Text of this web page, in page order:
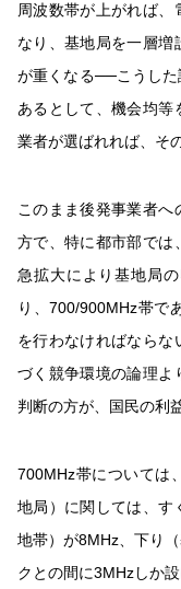
周波数帯が上がれば、
なり、基地局を一層増
が重くなる──こうし
あるとして、機会均等
業者が選ばれれば、そ
このまま後発事業者へ
方で、特に都市部では
急拡大により基地局
り、700/900MHz帯で
を行わなければならな
づく競争環境の論理よ
判断の方が、国民の利
700MHz帯については
地局）に関しては、す
地帯）が8MHz、下り
クとの間に3MHzしか